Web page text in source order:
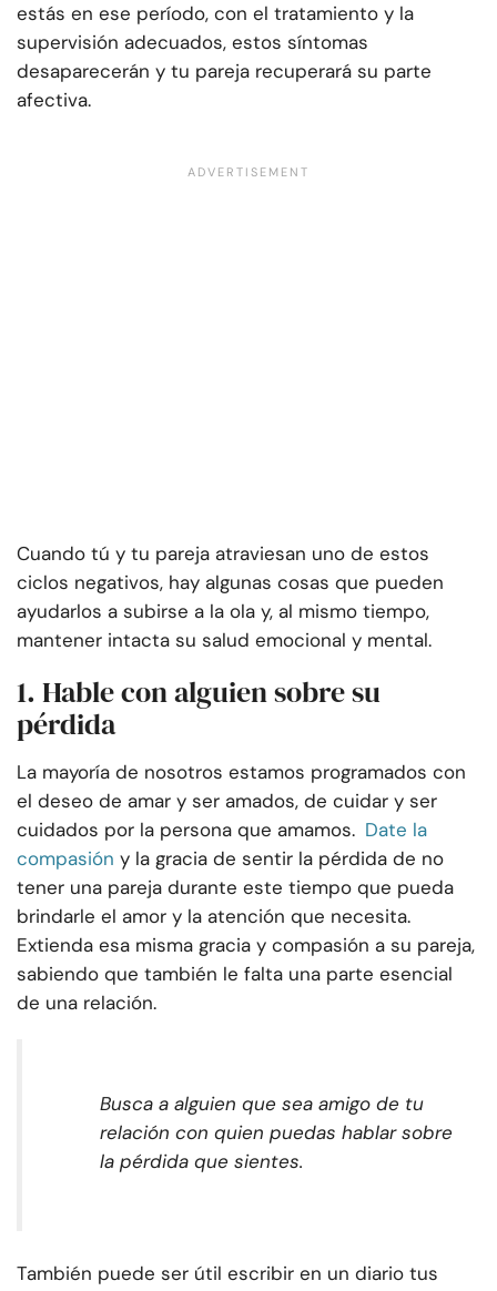
estás en ese período, con el tratamiento y la
supervisión adecuados, estos síntomas
desaparecerán y tu pareja recuperará su parte
afectiva.
Cuando tú y tu pareja atraviesan uno de estos
ciclos negativos, hay algunas cosas que pueden
ayudarlos a subirse a la ola y, al mismo tiempo,
mantener intacta su salud emocional y mental.
1. Hable con alguien sobre su
pérdida
La mayoría de nosotros estamos programados con
el deseo de amar y ser amados, de cuidar y ser
cuidados por la persona que amamos. Date la
compasión y la gracia de sentir la pérdida de no
tener una pareja durante este tiempo que pueda
brindarle el amor y la atención que necesita.
Extienda esa misma gracia y compasión a su pareja,
sabiendo que también le falta una parte esencial
de una relación.
Busca a alguien que sea amigo de tu
relación con quien puedas hablar sobre
la pérdida que sientes.
También puede ser útil escribir en un diario tus